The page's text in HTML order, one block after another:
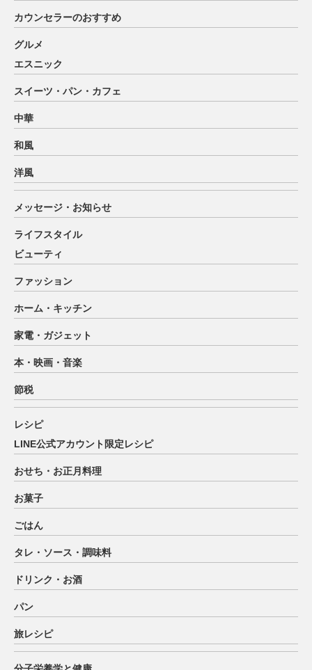
カウンセラーのおすすめ
グルメ
エスニック
スイーツ・パン・カフェ
中華
和風
洋風
メッセージ・お知らせ
ライフスタイル
ビューティ
ファッション
ホーム・キッチン
家電・ガジェット
本・映画・音楽
節税
レシピ
LINE公式アカウント限定レシピ
おせち・お正月料理
お菓子
ごはん
タレ・ソース・調味料
ドリンク・お酒
パン
旅レシピ